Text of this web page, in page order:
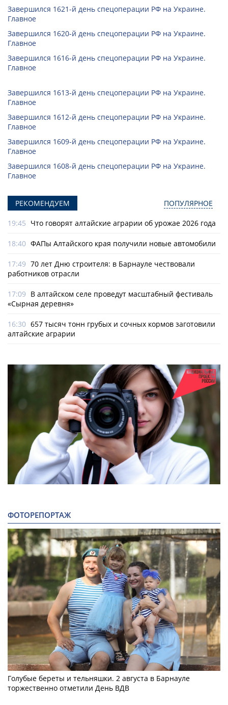
Завершился 1621-й день спецоперации РФ на Украине.
Главное
Завершился 1620-й день спецоперации РФ на Украине.
Главное
Завершился 1616-й день спецоперации РФ на Украине.
Главное
Завершился 1613-й день спецоперации РФ на Украине.
Главное
Завершился 1612-й день спецоперации РФ на Украине.
Главное
Завершился 1609-й день спецоперации РФ на Украине.
Главное
Завершился 1608-й день спецоперации РФ на Украине.
Главное
РЕКОМЕНДУЕМ ПОПУЛЯРНОЕ
19:45 Что говорят алтайские аграрии об урожае 2026 года
18:40 ФАПы Алтайского края получили новые автомобили
17:49 70 лет Дню строителя: в Барнауле чествовали
работников отрасли
17:09 В алтайском селе проведут масштабный фестиваль
«Сырная деревня»
16:30 657 тысяч тонн грубых и сочных кормов заготовили
алтайские аграрии
ФОТОРЕПОРТАЖ
Голубые береты и тельняшки. 2 августа в Барнауле
торжественно отметили День ВДВ